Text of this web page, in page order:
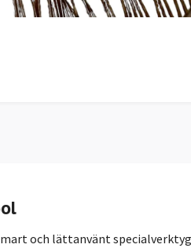
och lättanvänt